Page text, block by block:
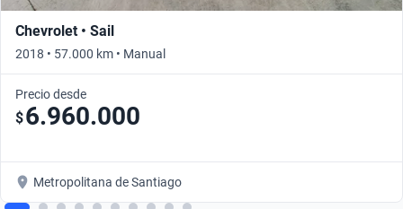
Chevrolet • Sail
2018 • 57.000 km • Manual
Precio desde
$6.960.000
Metropolitana de Santiago